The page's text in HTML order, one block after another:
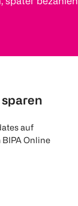
auf
Online